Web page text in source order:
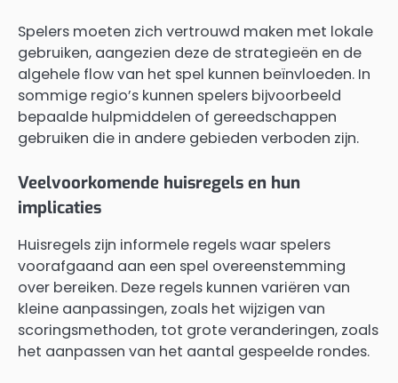
Spelers moeten zich vertrouwd maken met lokale
gebruiken, aangezien deze de strategieën en de
algehele flow van het spel kunnen beïnvloeden. In
sommige regio’s kunnen spelers bijvoorbeeld
bepaalde hulpmiddelen of gereedschappen
gebruiken die in andere gebieden verboden zijn.
Veelvoorkomende huisregels en hun
implicaties
Huisregels zijn informele regels waar spelers
voorafgaand aan een spel overeenstemming
over bereiken. Deze regels kunnen variëren van
kleine aanpassingen, zoals het wijzigen van
scoringsmethoden, tot grote veranderingen, zoals
het aanpassen van het aantal gespeelde rondes.